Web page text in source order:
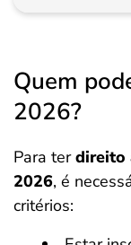
Quem
2026?
Para terdireito
2026, é
critérios: